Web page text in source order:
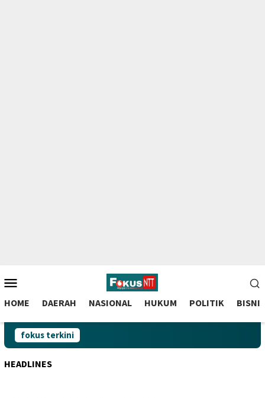
to
contentMobile
HOME DAERAH NASIONAL HUKUM POLITIK BISNIS
fokus terkini
HEADLINES